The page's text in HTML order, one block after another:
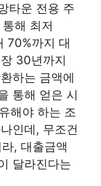
타운 전용 주
통해 최저
70%까지 대
30년까지
하는 금액에
통해 얻은 시
해야 하는 조
인데, 무조건
, 대출금액
달라진다는